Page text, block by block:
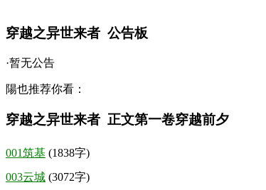
穿越之异世来者 公告板
·暂无公告
陽也推荐你看：
穿越之异世来者 正文第一卷穿越前夕
001筑基 (1838字)
003云城 (3072字)